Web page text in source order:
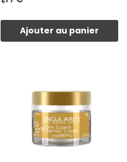
Ajouter au panier